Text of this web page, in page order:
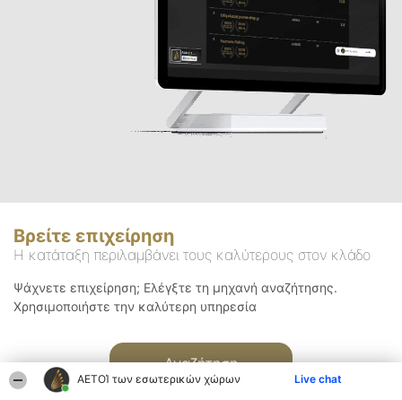
ΑΕΤΟΊ των εσωτερικών χώρων Live chat
Βρείτε επιχείρηση
Η κατάταξη περιλαμβάνει τους καλύτερους στον κλάδο
Ψάχνετε επιχείρηση; Ελέγξτε τη μηχανή αναζήτησης.
Χρησιμοποιήστε την καλύτερη υπηρεσία
Αναζήτηση